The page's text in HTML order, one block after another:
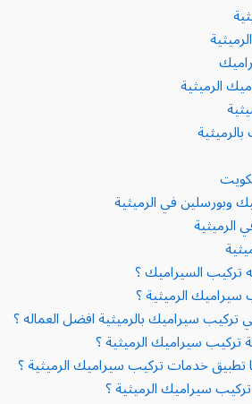
الرميثية
وبورسلين في الرميثية
الرميثية
تركيب السيراميك ؟
الرميثية ؟
سيراميك بالرميثية افضل العماله ؟
سيراميك الرميثية ؟
تطبيق خدمات تركيب سيراميك الرميثية ؟
سيراميك الرميثية ؟